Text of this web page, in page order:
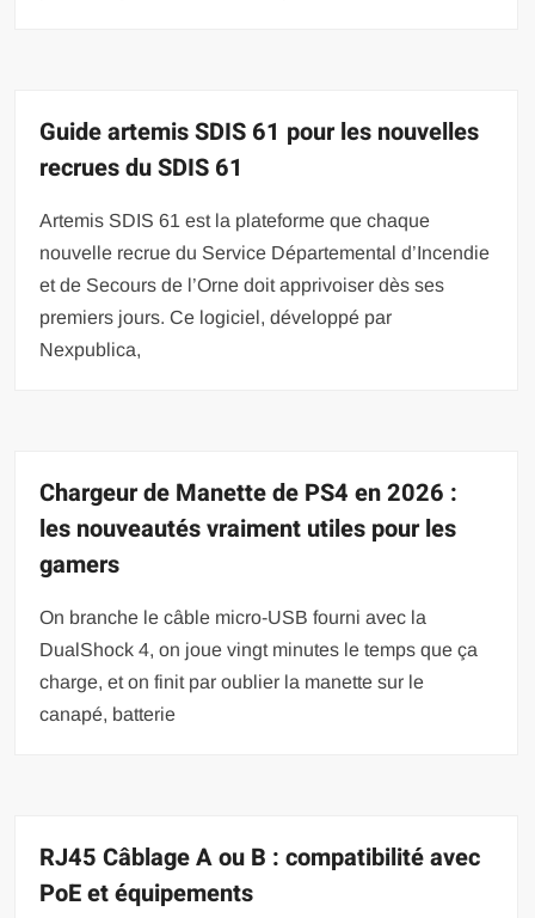
Guide artemis SDIS 61 pour les nouvelles
recrues du SDIS 61
Artemis SDIS 61 est la plateforme que chaque
nouvelle recrue du Service Départemental d’Incendie
et de Secours de l’Orne doit apprivoiser dès ses
premiers jours. Ce logiciel, développé par
Nexpublica,
Chargeur de Manette de PS4 en 2026 :
les nouveautés vraiment utiles pour les
gamers
On branche le câble micro-USB fourni avec la
DualShock 4, on joue vingt minutes le temps que ça
charge, et on finit par oublier la manette sur le
canapé, batterie
RJ45 Câblage A ou B : compatibilité avec
PoE et équipements